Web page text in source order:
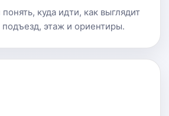
куда идти, как выглядит
подъезд, этаж и ориентиры.